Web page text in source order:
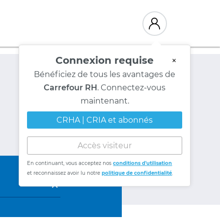
Connexion requise ×
Bénéficiez de tous les avantages de
Carrefour RH. Connectez-vous
maintenant.
CRHA | CRIA et abonnés
Accès visiteur
En continuant, vous acceptez nosconditions d'utilisation
et reconnaissez avoir lu notrepolitique de confidentialité.